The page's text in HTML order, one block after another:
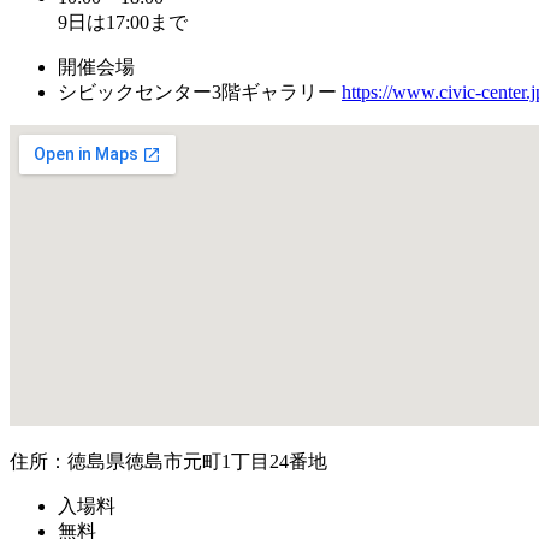
9日は17:00まで
開催会場
シビックセンター3階ギャラリー https://www.civic-
住所：徳島県徳島市元町1丁目24番地
入場料
無料